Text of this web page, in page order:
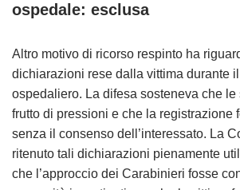
ospedale: esclusa
Altro motivo di ricorso respinto ha
dichiarazioni rese dalla vittima durante
ospedaliero. La difesa sosteneva che le
frutto di pressioni e che la registrazione
senza il consenso dell’interessato. La
ritenuto tali dichiarazioni pienamente
che l’approccio dei Carabinieri fosse